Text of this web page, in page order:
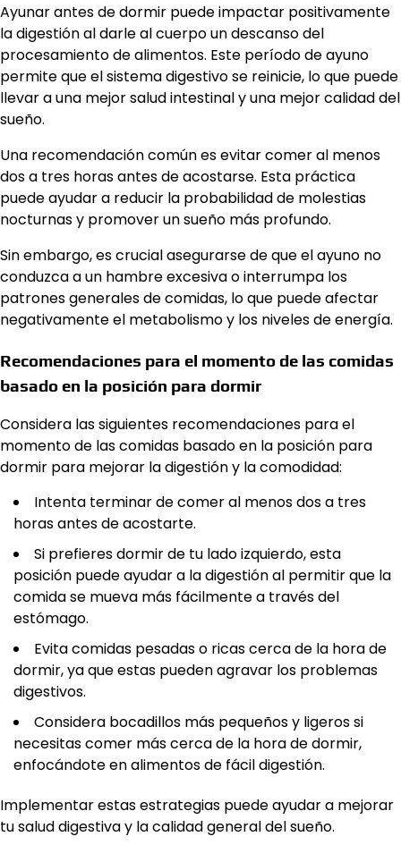
Ayunar antes de dormir puede impactar positivamente
la digestión al darle al cuerpo un descanso del
procesamiento de alimentos. Este período de ayuno
permite que el sistema digestivo se reinicie, lo que puede
llevar a una mejor salud intestinal y una mejor calidad del
sueño.
Una recomendación común es evitar comer al menos
dos a tres horas antes de acostarse. Esta práctica
puede ayudar a reducir la probabilidad de molestias
nocturnas y promover un sueño más profundo.
Sin embargo, es crucial asegurarse de que el ayuno no
conduzca a un hambre excesiva o interrumpa los
patrones generales de comidas, lo que puede afectar
negativamente el metabolismo y los niveles de energía.
Recomendaciones para el momento de las comidas
basado en la posición para dormir
Considera las siguientes recomendaciones para el
momento de las comidas basado en la posición para
dormir para mejorar la digestión y la comodidad:
Intenta terminar de comer al menos dos a tres
horas antes de acostarte.
Si prefieres dormir de tu lado izquierdo, esta
posición puede ayudar a la digestión al permitir que la
comida se mueva más fácilmente a través del
estómago.
Evita comidas pesadas o ricas cerca de la hora de
dormir, ya que estas pueden agravar los problemas
digestivos.
Considera bocadillos más pequeños y ligeros si
necesitas comer más cerca de la hora de dormir,
enfocándote en alimentos de fácil digestión.
Implementar estas estrategias puede ayudar a mejorar
tu salud digestiva y la calidad general del sueño.